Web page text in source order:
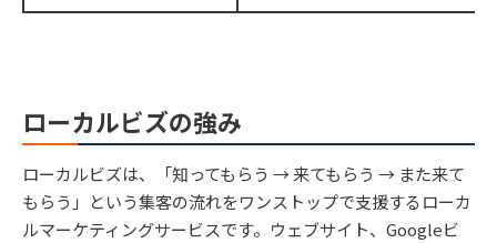
ローカルビズの強み
ローカルビズは、「知ってもらう → 来てもらう → また来て
もらう」という集客の流れをワンストップで支援するローカ
ルマーケティングサービスです。ウェブサイト、Googleビ